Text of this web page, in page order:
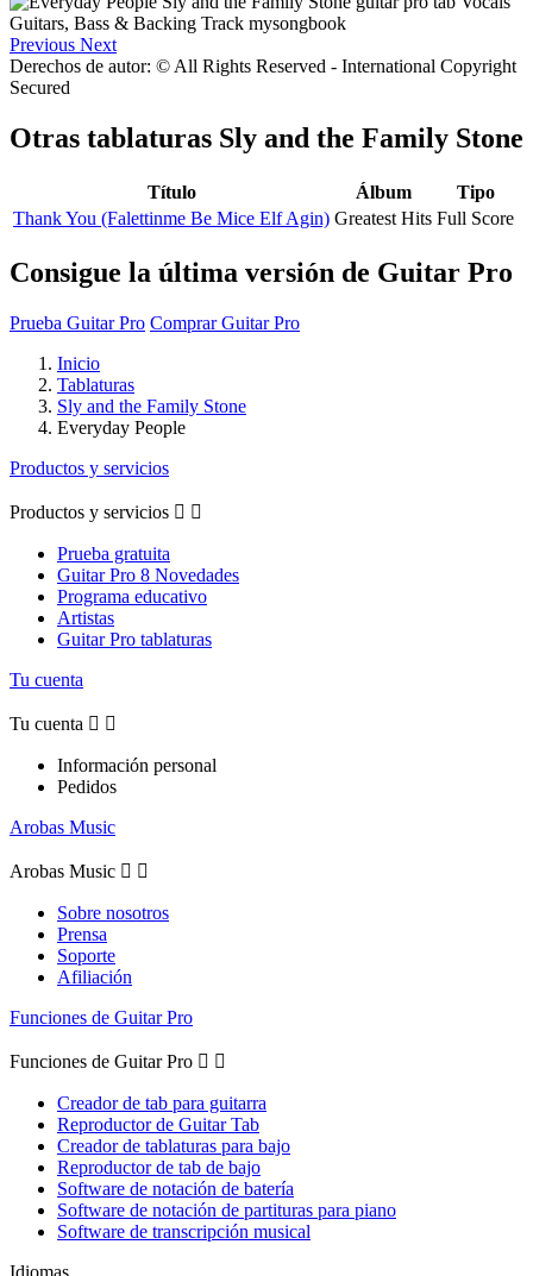
Previous Next
Derechos de autor: © All Rights Reserved - International Copyright
Secured
Otras tablaturas Sly and the Family Stone
Título Álbum
Tipo
Thank You (Falettinme Be Mice Elf Agin) Greatest Hits Full Score
Consigue la última versión de Guitar Pro
Prueba Guitar Pro Comprar Guitar Pro
Inicio
Tablaturas
Sly and the Family Stone
Everyday People
Productos y servicios
Productos y servicios  
Prueba gratuita
Guitar Pro 8 Novedades
Programa educativo
Artistas
Guitar Pro tablaturas
Tu cuenta
Tu cuenta  
Información personal
Pedidos
Arobas Music
Arobas Music  
Sobre nosotros
Prensa
Soporte
Afiliación
Funciones de Guitar Pro
Funciones de Guitar Pro  
Creador de tab para guitarra
Reproductor de Guitar Tab
Creador de tablaturas para bajo
Reproductor de tab de bajo
Software de notación de batería
Software de notación de partituras para piano
Software de transcripción musical
Idiomas